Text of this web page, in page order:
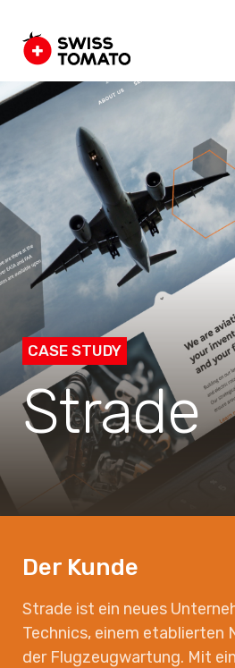
CASE STUDY
Strade
Der Kunde
Strade ist ein neues
Technics, einem etablierten
der Flugzeugwartung. Mit